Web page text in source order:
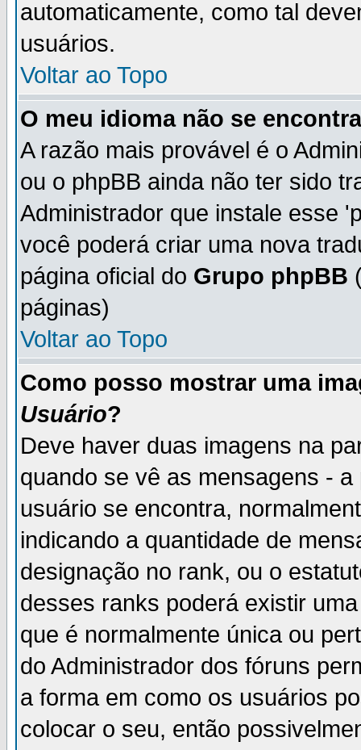
automaticamente, como tal
usuários.
Voltar ao Topo
O meu idioma não se
A razão mais provável é o
ou o phpBB ainda não ter sido
Administrador que instale esse
você poderá criar uma nova
página oficial do Grupo phpBB
páginas)
Voltar ao Topo
Como posso mostrar uma
Usuário?
Deve haver duas imagens na
quando se vê as mensagens -
usuário se encontra,
indicando a quantidade de
designação no rank, ou o
desses ranks poderá existir
que é normalmente única ou
do Administrador dos fóruns
a forma em como os usuários
colocar o seu, então